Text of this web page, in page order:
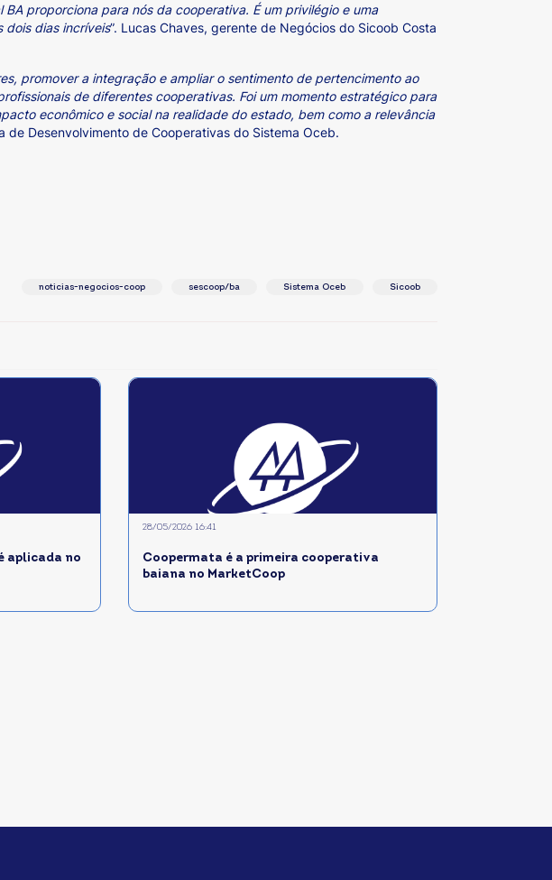
proporciona para nós da cooperativa. É um privilégio e uma
dois dias incríveis”. Lucas Chaves, gerente de Negócios do Sicoob Costa
promover a integração e ampliar o sentimento de pertencimento ao
de diferentes cooperativas. Foi um momento estratégico para
econômico e social na realidade do estado, bem como a relevância
de Desenvolvimento de Cooperativas do Sistema Oceb.
noticias-negocios-coop sescoop/ba Sistema Oceb Sicoob
aplicada no
Coopermata é a primeira cooperativa
baiana no MarketCoop
28/05/2026 16:41